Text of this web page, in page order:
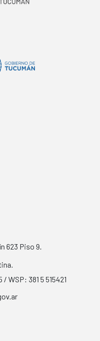
623 Piso 9.
/ WSP: 381 5 515421